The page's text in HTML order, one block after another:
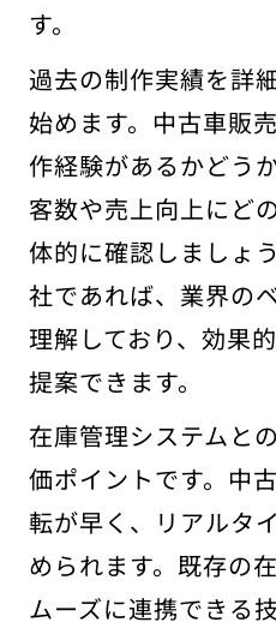
す。
過去の制作実績を詳
始めます。中古車販
作経験があるかどう
客数や売上向上にど
体的に確認しましょ
社であれば、業界の
理解しており、効果
提案できます。
在庫管理システムと
価ポイントです。中
転が早く、リアルタ
められます。既存の
ムーズに連携できる